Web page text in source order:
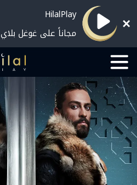
HilalPlay
مجاناً على غوغل بلاي